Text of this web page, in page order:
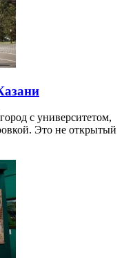
с университетом,
Это не открытый